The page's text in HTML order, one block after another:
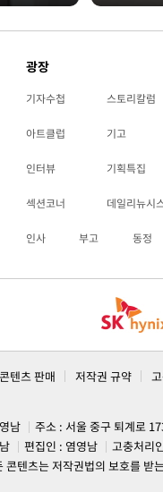
광장
기자수첩 스토리칼럼
아트클럽 기고
인터뷰 기획특집
섹션코너 데일리뉴시
인사 부고 동정
콘텐츠 판매 저작권 규약
남
주소 : 서울 중구 퇴계로
편집인 : 염영남
고충처리
콘텐츠는 저작권법의 보호를